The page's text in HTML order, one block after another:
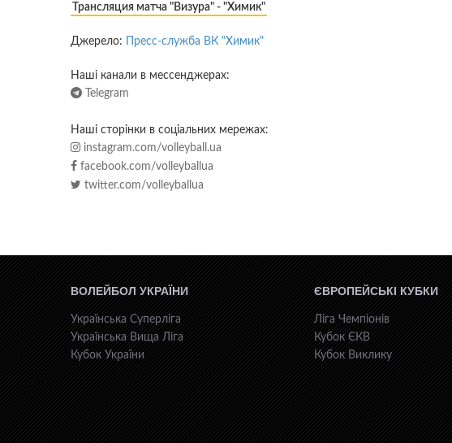
Трансляция матча "Визура" - "Химик"
Джерело: Пресс-служба ВК "Химик"
Наші канали в мессенджерах:
Telegram
Наші сторінки в соціальних мережах:
instagram.com/volleyball.ua
facebook.com/volleyballua
twitter.com/volleyballua
ВОЛЕЙБОЛ УКРАЇНИ
Українська Суперліга
Українська Вища Ліга
Кубок України
ЄВРОПЕЙСЬКІ КУБКИ
Ліга Чемпіонів
Кубок ЄКВ
Кубок Виклику